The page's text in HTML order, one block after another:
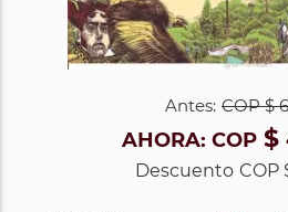
Antes: COP$
AHORA: COP$
Descuento COP